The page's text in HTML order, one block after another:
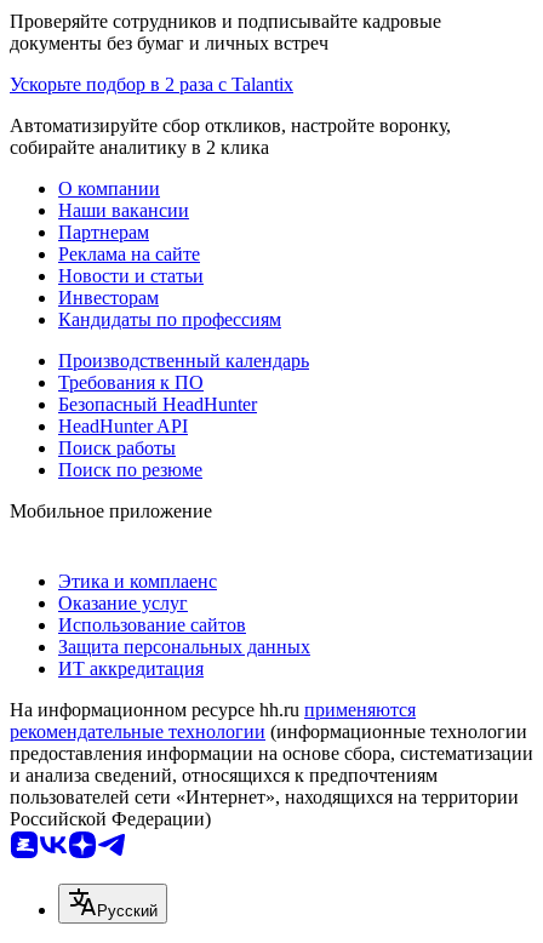
Проверяйте сотрудников и подписывайте кадровые
документы без бумаг и личных встреч
Ускорьте подбор в 2 раза с Talantix
Автоматизируйте сбор откликов, настройте воронку,
собирайте аналитику в 2 клика
О компании
Наши вакансии
Партнерам
Реклама на сайте
Новости и статьи
Инвесторам
Кандидаты по профессиям
Производственный календарь
Требования к ПО
Безопасный HeadHunter
HeadHunter API
Поиск работы
Поиск по резюме
Мобильное приложение
Этика и комплаенс
Оказание услуг
Использование сайтов
Защита персональных данных
ИТ аккредитация
На информационном ресурсе hh.ru применяются
рекомендательные технологии (информационные технологии
предоставления информации на основе сбора, систематизации
и анализа сведений, относящихся к предпочтениям
пользователей сети «Интернет», находящихся на территории
Российской Федерации)
Русский